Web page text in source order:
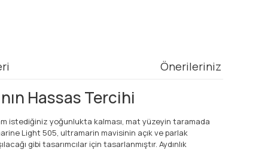
Önerileriniz
Hassas Tercihi
istediğiniz yoğunlukta kalması, mat yüzeyin taramada
Light 505, ultramarin mavisinin açık ve parlak
gibi tasarımcılar için tasarlanmıştır. Aydınlık